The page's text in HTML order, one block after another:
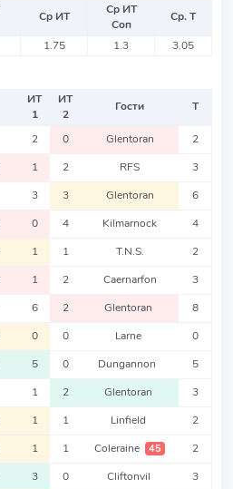
Ср ИТ
Ср ИТ
Соп
Ср. Т
1.75 1.3 3.05
ИТ
1
ИТ
2
Гости Т
2 0 Glentoran 2
1 2 RFS 3
3 3 Glentoran 6
0 4 Kilmarnock 4
1 1 T.N.S. 2
1 2 Caernarfon 3
6 2 Glentoran 8
0 0 Larne 0
5 0 Dungannon 5
1 2 Glentoran 3
1 1 Linfield 2
1 1 Coleraine 45 2
3 0 Cliftonvil 3